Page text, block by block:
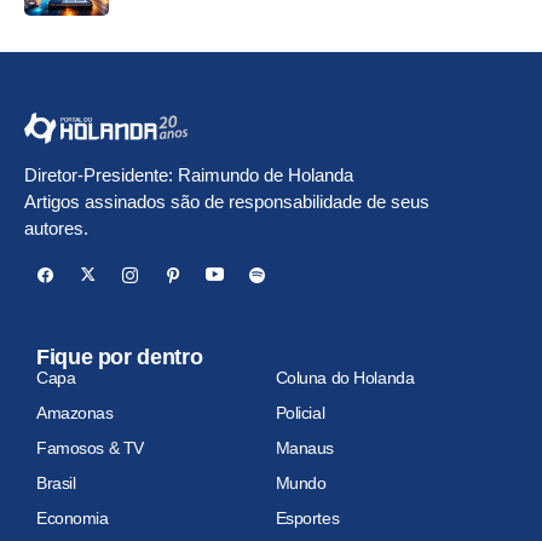
Diretor-Presidente: Raimundo de Holanda
Artigos assinados são de responsabilidade de seus
autores.
Fique por dentro
Capa
Coluna do Holanda
Amazonas
Policial
Famosos & TV
Manaus
Brasil
Mundo
Economia
Esportes